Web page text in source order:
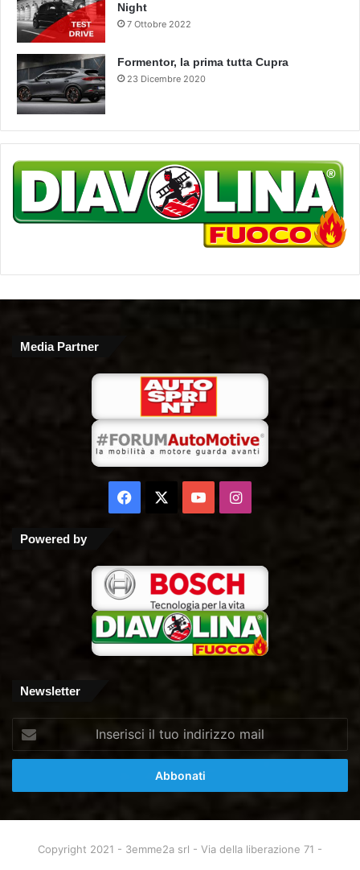
Night
7 Ottobre 2022
Formentor, la prima tutta Cupra
23 Dicembre 2020
Media Partner
Facebook
You Instagram
Powered by
Newsletter
tuo
mail
Copyright 2021 - 3emme2a srl - Via della liberazione 71 -